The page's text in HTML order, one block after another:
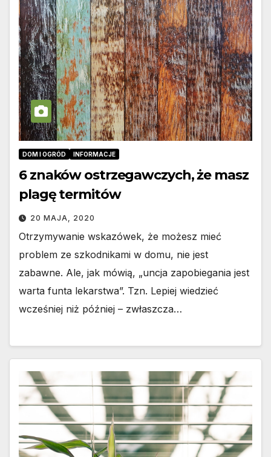
DOM I OGRÓD INFORMACJE
6 znaków ostrzegawczych, że masz
plagę termitów
20 MAJA, 2020
Otrzymywanie wskazówek, że możesz mieć
problem ze szkodnikami w domu, nie jest
zabawne. Ale, jak mówią, „uncja zapobiegania jest
warta funta lekarstwa”. Tzn. Lepiej wiedzieć
wcześniej niż później – zwłaszcza…